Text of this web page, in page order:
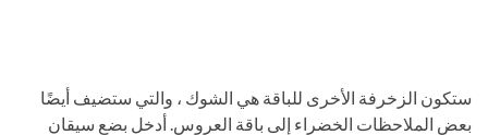
ستكون الزخرفة الأخرى للباقة هي الشوك ، والتي ستضيف أيضًا
بعض الملاحظات الخضراء إلى باقة العروس. أدخل بضع سيقان